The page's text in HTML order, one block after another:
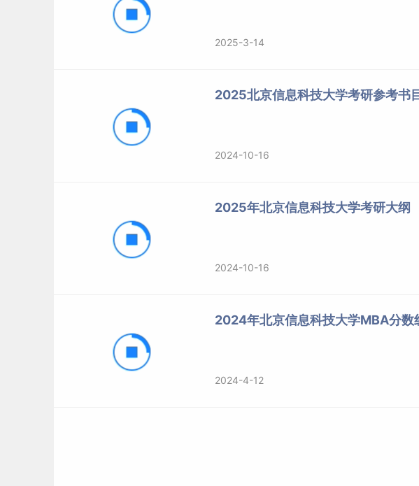
2025-3-14
2025北京信息科技大学考研参考书目
2024-10-16
2025年北京信息科技大学考研大纲
2024-10-16
2024年北京信息科技大学MBA分
2024-4-12